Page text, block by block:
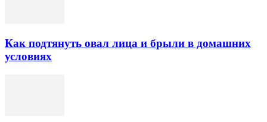
Как подтянуть овал лица и брыли в домашних
условиях